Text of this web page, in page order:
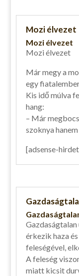
Mozi élvezet
Mozi élvezet
Mozi élvezet
Már megy a
egy
Kis idő múlva
hang:
– Már
szoknya
[adsense-
érkezik haza
feleségével,
A feleség
miatt kicsit